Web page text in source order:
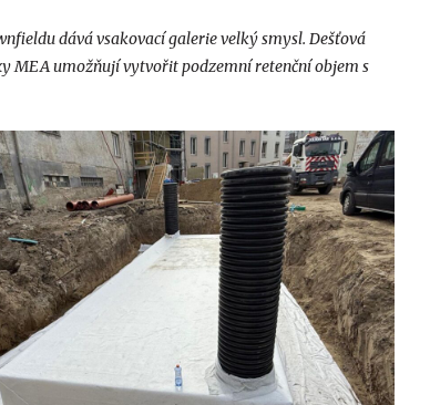
dává vsakovací galerie velký smysl. Dešťová
MEA umožňují vytvořit podzemní retenční objem s